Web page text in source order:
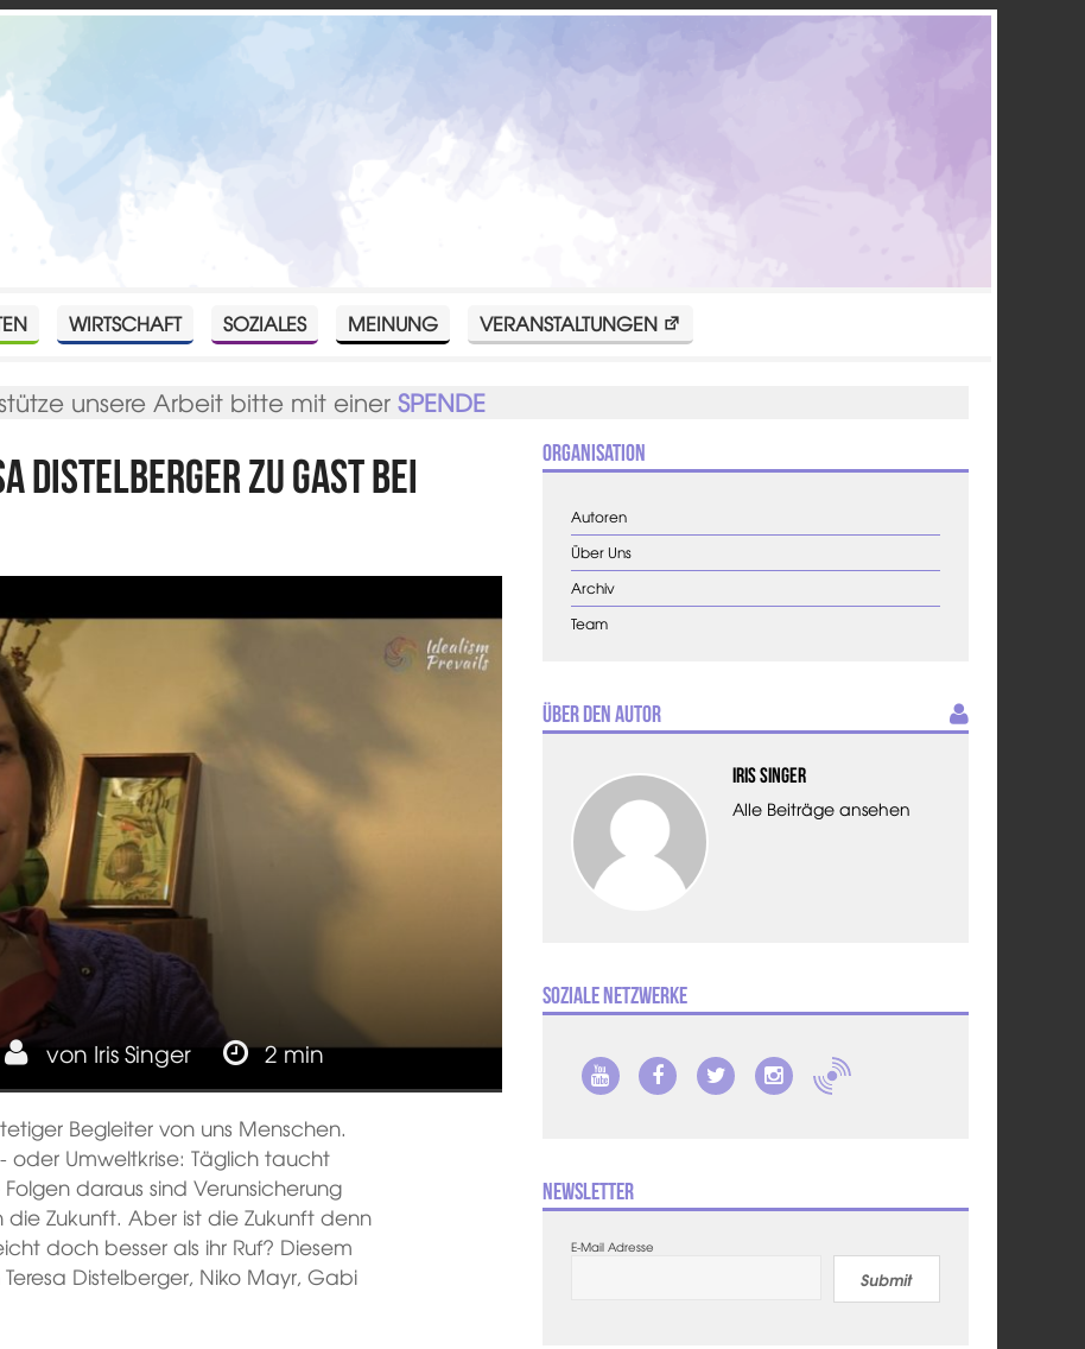
WIRTSCHAFT SOZIALES MEINUNG VERANSTALTUNGEN
unsere Arbeit bitte mit einerSPENDE
Distelberger zu Gast bei
von Iris Singer 2 min
Begleiter von uns Menschen.
oder Umweltkrise: Täglich taucht
daraus sind Verunsicherung
die Zukunft. Aber ist die Zukunft denn
doch besser als ihr Ruf? Diesem
Distelberger, Niko Mayr, Gabi
Organisation
Autoren
Über Uns
Archiv
Team
Über den Autor
Iris Singer
Alle Beiträge ansehen
Soziale Netzwerke
Newsletter
E-Mail Adresse
Submit